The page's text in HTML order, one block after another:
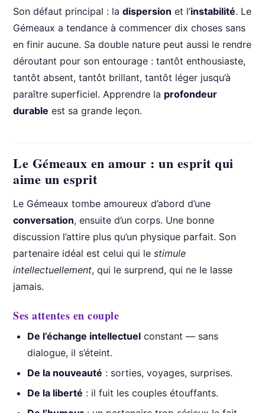
Son défaut principal : la dispersion et l’instabilité. Le
Gémeaux a tendance à commencer dix choses sans
en finir aucune. Sa double nature peut aussi le rendre
déroutant pour son entourage : tantôt enthousiaste,
tantôt absent, tantôt brillant, tantôt léger jusqu’à
paraître superficiel. Apprendre la profondeur
durable est sa grande leçon.
Le Gémeaux en amour : un esprit qui
aime un esprit
Le Gémeaux tombe amoureux d’abord d’une
conversation, ensuite d’un corps. Une bonne
discussion l’attire plus qu’un physique parfait. Son
partenaire idéal est celui qui le stimule
intellectuellement, qui le surprend, qui ne le lasse
jamais.
Ses attentes en couple
De l’échange intellectuel constant — sans
dialogue, il s’éteint.
De la nouveauté : sorties, voyages, surprises.
De la liberté : il fuit les couples étouffants.